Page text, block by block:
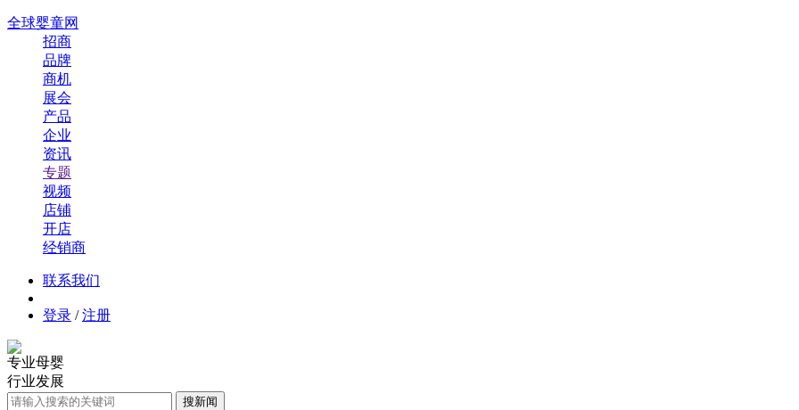
全球婴童网
招商
品牌
商机
展会
产品
企业
资讯
专题
视频
店铺
开店
经销商
联系我们
登录 /注册
专业母婴
行业发展